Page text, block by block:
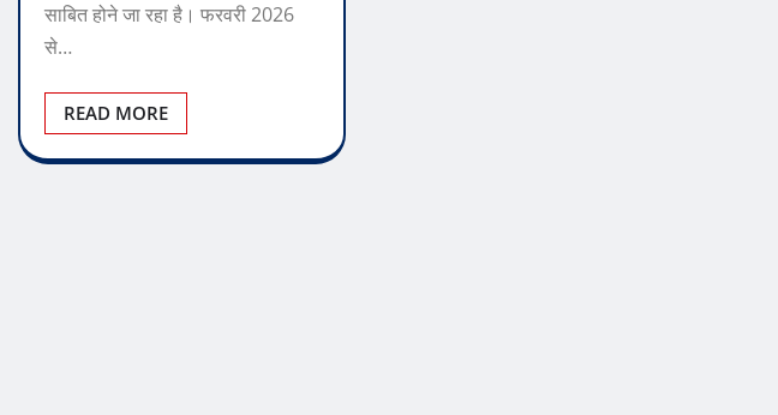
साबित होने जा रहा है। फरवरी 2026
से…
READ MORE